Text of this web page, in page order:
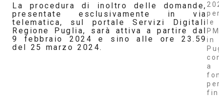
La procedura di inoltro delle domande,
presentate esclusivamente in via
telematica, sul portale Servizi Digitali
Regione Puglia, sarà attiva a partire dal
9 febbraio 2024 e sino alle ore 23.59
del 25 marzo 2024.
le
in
a